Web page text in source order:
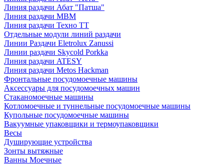
Линия раздачи Абат "Патша"
Линия раздачи МВМ
Линия раздачи Техно ТТ
Отдельные модули линий раздачи
Линии Раздачи Eletrolux Zanussi
Линии раздачи Skycold Porkka
Линия раздачи ATESY
Линия раздачи Metos Hackman
Фронтальные посудомоечные машины
Аксессуары для посудомоечных машин
Стаканомоечные машины
Котломоечные и туннельные посудомоечные машины
Купольные посудомоечные машины
Вакуумные упаковщики и термоупаковщики
Весы
Душирующие устройства
Зонты вытяжные
Ванны Моечные